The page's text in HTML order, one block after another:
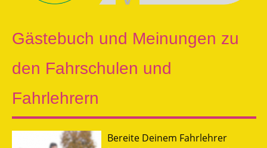
Gästebuch und Meinungen zu
den Fahrschulen und
Fahrlehrern
Bereite Deinem Fahrlehrer